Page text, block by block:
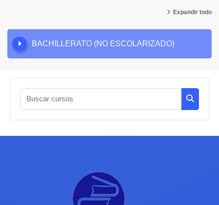
Expandir todo
BACHILLERATO (NO ESCOLARIZADO)
Buscar cursos
Buscar